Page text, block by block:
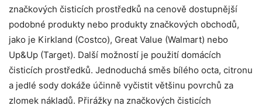
značkových čisticích prostředků na cenově dostupnější
podobné produkty nebo produkty značkových obchodů,
jako je Kirkland (Costco), Great Value (Walmart) nebo
Up&Up (Target). Další možností je použití domácích
čisticích prostředků. Jednoduchá směs bílého octa, citronu
a jedlé sody dokáže účinně vyčistit většinu povrchů za
zlomek nákladů. Přirážky na značkových čisticích